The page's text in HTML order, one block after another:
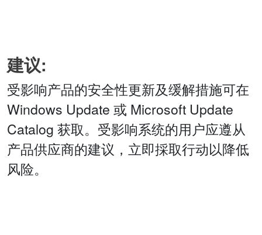
建议:
受影响产品的安全性更新及缓解措施可在
Windows Update 或 Microsoft Update
Catalog 获取。受影响系统的用户应遵从
产品供应商的建议，立即採取行动以降低
风险。